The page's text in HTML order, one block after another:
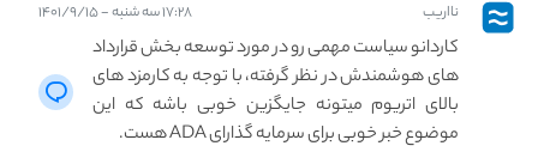
نااریب ۱۷:۲۸ سه شنبه - ۱۴۰۱/۹/۱۵
کاردانو سیاست مهمی رو در مورد توسعه بخش قرارداد
های هوشمندش در نظر گرفته، با توجه به کارمزد های
بالای اتریوم میتونه جایگزین خوبی باشه که این
موضوع خبر خوبی برای سرمایه گذارای ADA هست.